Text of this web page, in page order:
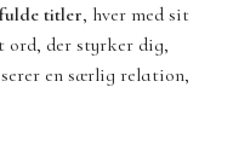
titler, hver med sit
ord, der styrker dig,
en særlig relation,